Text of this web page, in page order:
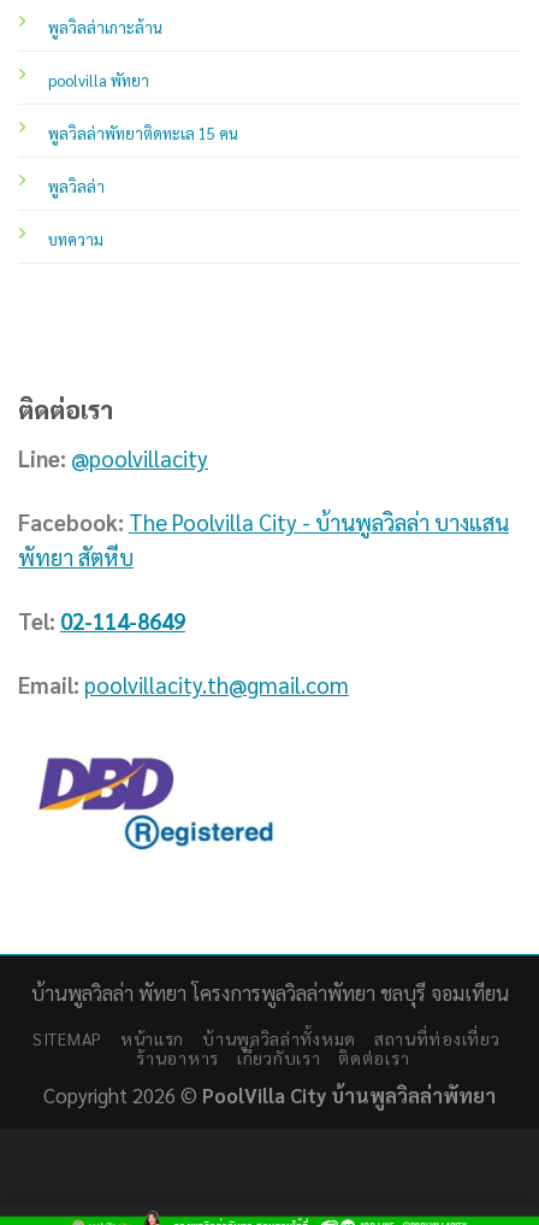
พูลวิลล่าเกาะล้าน
poolvilla พัทยา
พูลวิลล่าพัทยาติดทะเล 15 คน
พูลวิลล่า
บทความ
ติดต่อเรา
Line: @poolvillacity
Facebook: The Poolvilla City - บ้านพูลวิลล่า บางแสน
พัทยา สัตหีบ
Tel: 02-114-8649
Email: poolvillacity.th@gmail.com
บ้านพูลวิลล่า พัทยา โครงการพูลวิลล่าพัทยา ชลบุรี จอมเทียน
SITEMAP หน้าแรก บ้านพูลวิลล่าทั้งหมด
สถานที่ท่องเที่ยว
ร้านอาหาร
เกี่ยวกับเรา ติดต่อเรา
Copyright 2026 © PoolVilla City บ้านพูลวิลล่าพัทยา